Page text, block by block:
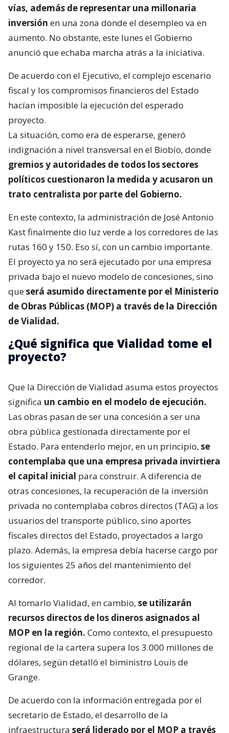
vías, además de representar una millonaria
inversión en una zona donde el desempleo va en
aumento. No obstante, este lunes el Gobierno
anunció que echaba marcha atrás a la iniciativa.
De acuerdo con el Ejecutivo, el complejo escenario
fiscal y los compromisos financieros del Estado
hacían imposible la ejecución del esperado
proyecto.
La situación, como era de esperarse, generó
indignación a nivel transversal en el Biobío, donde
gremios y autoridades de todos los sectores
políticos cuestionaron la medida y acusaron un
trato centralista por parte del Gobierno.
En este contexto, la administración de José Antonio
Kast finalmente dio luz verde a los corredores de las
rutas 160 y 150. Eso sí, con un cambio importante.
El proyecto ya no será ejecutado por una empresa
privada bajo el nuevo modelo de concesiones, sino
queserá asumido directamente por el Ministerio
de Obras Públicas (MOP) a través de la Dirección
de Vialidad.
¿Qué significa que Vialidad tome el
proyecto?
Que la Dirección de Vialidad asuma estos proyectos
significa un cambio en el modelo de ejecución.
Las obras pasan de ser una concesión a ser una
obra pública gestionada directamente por el
Estado. Para entenderlo mejor, en un principio, se
contemplaba que una empresa privada invirtiera
el capital inicial para construir. A diferencia de
otras concesiones, la recuperación de la inversión
privada no contemplaba cobros directos (TAG) a los
usuarios del transporte público, sino aportes
fiscales directos del Estado, proyectados a largo
plazo. Además, la empresa debía hacerse cargo por
los siguientes 25 años del mantenimiento del
corredor.
Al tomarlo Vialidad, en cambio, se utilizarán
recursos directos de los dineros asignados al
MOP en la región. Como contexto, el presupuesto
regional de la cartera supera los 3.000 millones de
dólares, según detalló el biministro Louis de
Grange.
De acuerdo con la información entregada por el
secretario de Estado, el desarrollo de la
infraestructura será liderado por el MOP a través